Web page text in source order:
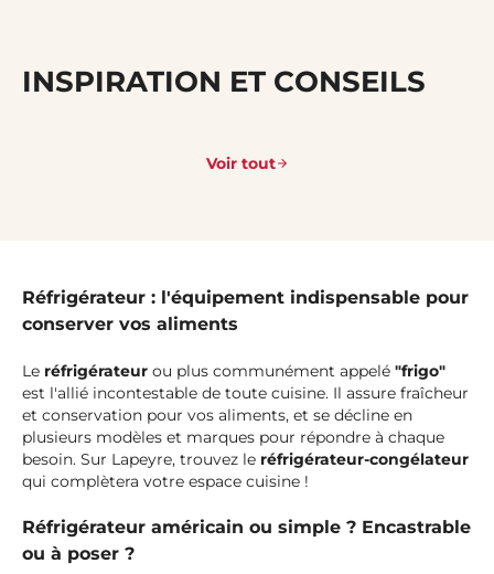
INSPIRATION ET CONSEILS
Voir tout
Réfrigérateur : l'équipement indispensable pour
conserver vos aliments
Le réfrigérateur ou plus communément appelé "frigo"
est l'allié incontestable de toute cuisine. Il assure fraîcheur
et conservation pour vos aliments, et se décline en
plusieurs modèles et marques pour répondre à chaque
besoin. Sur Lapeyre, trouvez le réfrigérateur-congélateur
qui complètera votre espace cuisine !
Réfrigérateur américain ou simple ? Encastrable
ou à poser ?